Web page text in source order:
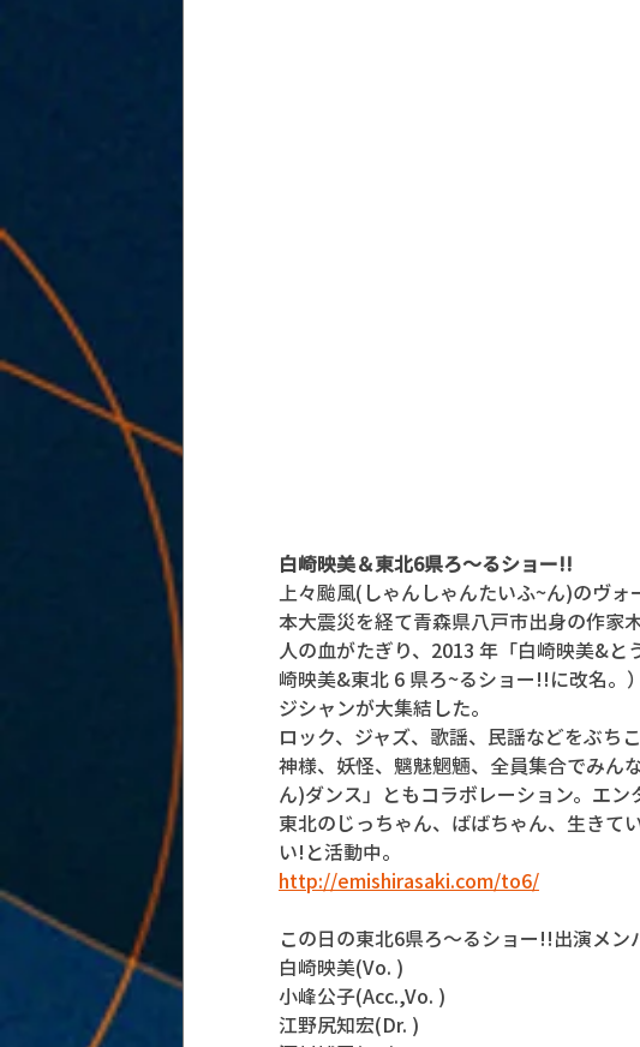
白崎映美＆東北6県ろ～るショー!!
上々颱風(しゃんしゃんたいふ~ん)のヴ
本大震災を経て青森県八戸市出身の作家
人の血がたぎり、2013 年「白崎映美&
崎映美&東北 6 県ろ~るショー!!に改名。
ジシャンが大集結した。
ロック、ジャズ、歌謡、民謡などをぶち
神様、妖怪、魑魅魍魎、全員集合でみん
ん)ダンス」ともコラボレーション。エン
東北のじっちゃん、ばばちゃん、生きて
い!と活動中。
http://emishirasaki.com/to6/
この日の東北6県ろ～るショー!!出演メン
白崎映美(Vo. )
小峰公子(Acc.,Vo. )
江野尻知宏(Dr. )